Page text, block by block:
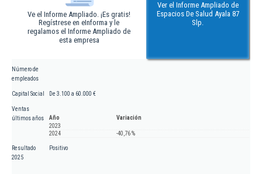
Ve el Informe Ampliado. ¡Es gratis!
Regístrese en eInforma y le
regalamos el Informe Ampliado de
esta empresa
Ver el Informe Ampliado de
Espacios De Salud Ayala 87
Slp.
Número de
empleados
Capital Social De 3.100 a 60.000 €
Ventas
últimos años
Año
Variación
2023
2024
-40,76 %
Resultado
2025
Positivo